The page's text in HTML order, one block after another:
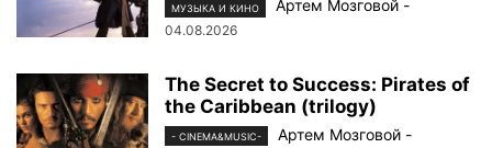
МУЗЫКА И КИНО Артем Мозговой -
04.08.2026
The Secret to Success: Pirates of
the Caribbean (trilogy)
- CINEMA&MUSIC- Артем Мозговой -